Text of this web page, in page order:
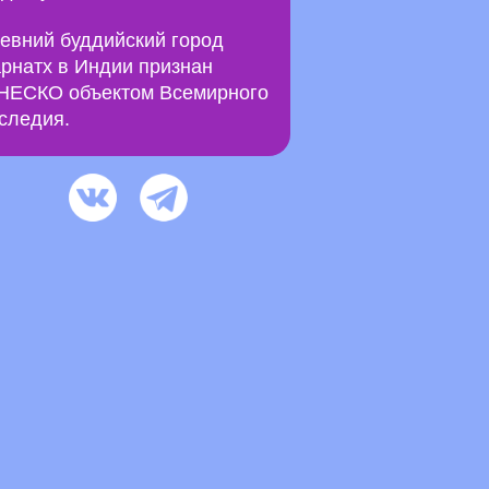
буддийский город
в Индии признан
объектом Всемирного